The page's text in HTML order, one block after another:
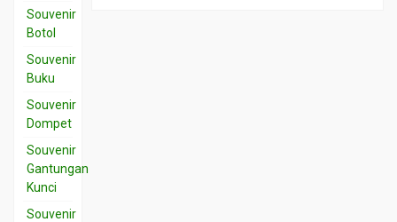
Souvenir
Botol
Souvenir
Buku
Souvenir
Dompet
Souvenir
Gantungan
Kunci
Souvenir